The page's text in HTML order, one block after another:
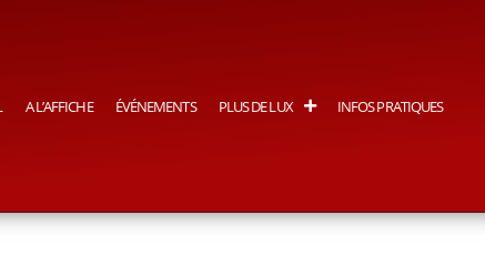
A L’AFFICHE ÉVÉNEMENTS PLUS DE LUX INFOS PRATIQUES